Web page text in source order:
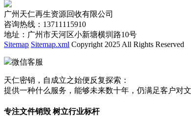
广州天仁再生资源回收有限公司
咨询热线：13711115910
地址：广州市天河区小新塘横圳路10号
Sitemap Sitemap.xml Copyright 2025 All Rights Reserved
微信客服
天仁密销，自成立之始便反复探索：
提供一种什么服务，能够未来数十年，仍满足客户对
专注文件销毁 树立行业标杆